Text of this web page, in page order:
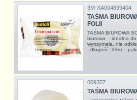
3M-XA004839404
TAŚMA
FOLII
TAŚMA BIUROWA
biurowa - idealna do
wytrzymała, nie
- długość: 33m -
009357
TAŚMA